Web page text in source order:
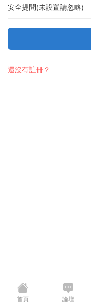
安全提問(未設置請忽略)
還沒有註冊？
首頁 論壇